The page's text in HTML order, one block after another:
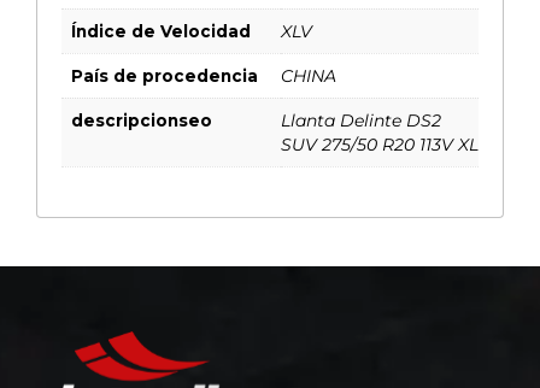
Índice de Velocidad XLV
País de procedencia CHINA
descripcionseo
Llanta Delinte DS2
SUV 275/50 R20 113V XL